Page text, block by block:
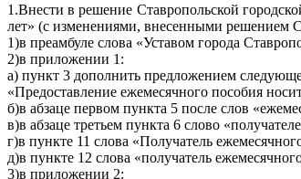
1.Внести в решение Ставропольской
лет» (с изменениями, внесенными решением
1)в преамбуле слова «Уставом города
2)в приложении 1:
а) пункт 3 дополнить предложением
«Предоставление ежемесячного пособия
б)в абзаце первом пункта 5 после слов
в)в абзаце третьем пункта 6 слово
г)в пункте 11 слова «Получатель
д)в пункте 12 слова «получатель
3)в приложении 2: